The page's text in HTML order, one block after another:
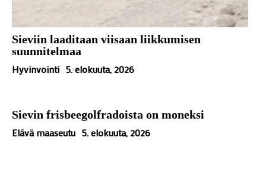
Sieviin laaditaan viisaan liikkumisen
suunnitelmaa
Hyvinvointi 5. elokuuta, 2026
Sievin frisbeegolfradoista on moneksi
Elävä maaseutu 5. elokuuta, 2026